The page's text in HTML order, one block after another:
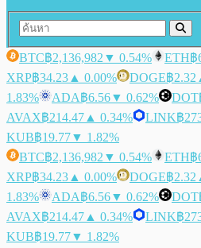
BTC฿2,136,982 ▼ 0.54% ETH฿
XRP฿34.23 ▲ 0.00% DOGE฿2.32
1.83%
ADA฿6.56▼ 0.62% DOT
AVAX฿214.47 ▲ 0.34% LINK฿
KUB฿19.77▼ 1.82%
BTC฿2,136,982 ▼ 0.54% ETH฿
XRP฿34.23 ▲ 0.00% DOGE฿2.32
1.83%
ADA฿6.56▼ 0.62% DOT
AVAX฿214.47 ▲ 0.34% LINK฿
KUB฿19.77▼ 1.82%